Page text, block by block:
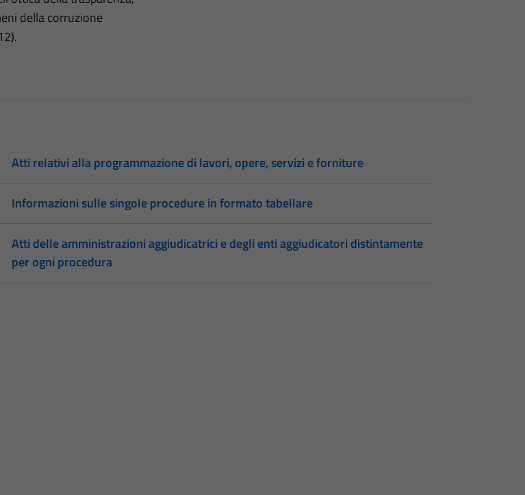
della corruzione
Atti relativi alla programmazione di lavori, opere, servizi e forniture
Informazioni sulle singole procedure in formato tabellare
Atti delle amministrazioni aggiudicatrici e degli enti aggiudicatori distintamente
per ogni procedura